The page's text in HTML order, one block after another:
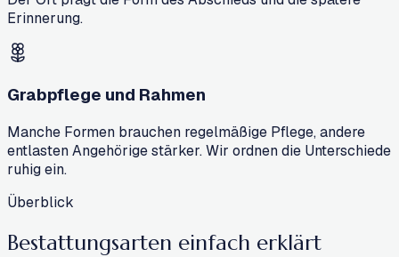
Erinnerung.
Grabpflege und Rahmen
Manche Formen brauchen regelmäßige Pflege, andere
entlasten Angehörige stärker. Wir ordnen die Unterschiede
ruhig ein.
Überblick
Bestattungsarten einfach erklärt